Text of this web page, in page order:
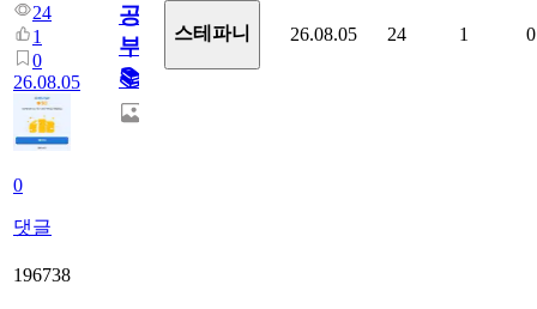
24
1
0
26.08.05
0
댓글
공
부!
📚
스테파니 26.08.05 24 1 0
196738